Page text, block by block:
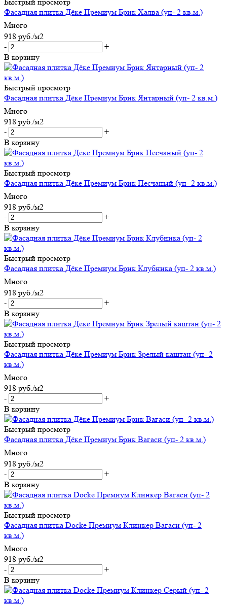
Фасадная плитка Дёке Премиум Брик Халва (уп- 2 кв.м.)
Много
918 руб. /м2
-
+
В корзину
Быстрый просмотр
Фасадная плитка Дёке Премиум Брик Янтарный (уп- 2 кв.м.)
Много
918 руб./м2
-
+
В корзину
Быстрый просмотр
Фасадная плитка Дёке Премиум Брик Песчаный (уп- 2 кв.м.)
Много
918 руб./м2
-
+
В корзину
Быстрый просмотр
Фасадная плитка Дёке Премиум Брик Клубника (уп- 2 кв.м.)
Много
918 руб./м2
-
+
В корзину
Быстрый просмотр
Фасадная плитка Дёке Премиум Брик Зрелый каштан (уп- 2
кв.м.)
Много
918 руб./м2
-
+
В корзину
Быстрый просмотр
Фасадная плитка Дёке Премиум Брик Вагаси (уп- 2 кв.м.)
Много
918 руб. /м2
-
+
В корзину
Быстрый просмотр
Фасадная плитка Docke Премиум Клинкер Вагаси (уп- 2
кв.м.)
Много
918 руб./м2
-
+
В корзину